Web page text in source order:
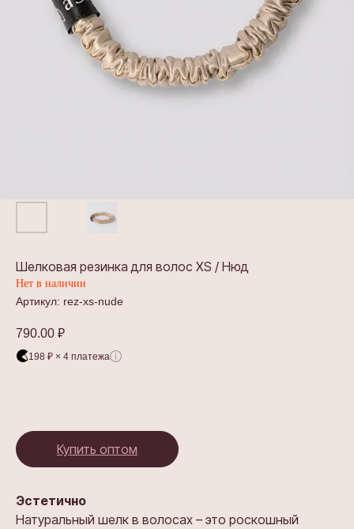
Шелковая резинка для волос XS / Нюд
Нет в наличии
Артикул: rez-xs-nude
790.00 ₽
198 ₽ × 4 платежа
Купить оптом
Эстетично
Натуральный шелк в волосах – это роскошный